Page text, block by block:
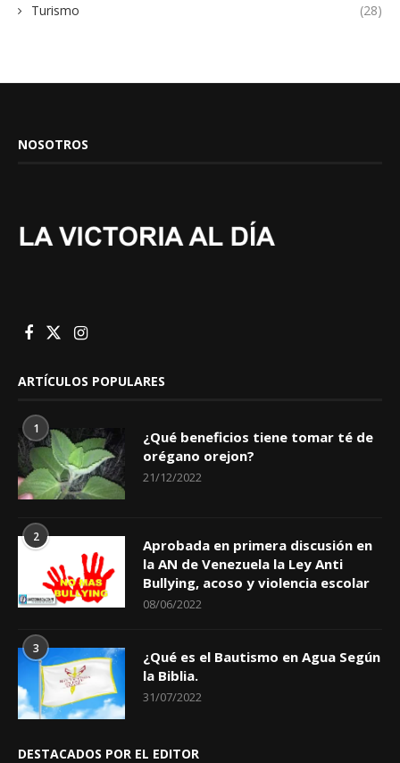
Turismo (28)
NOSOTROS
ARTÍCULOS POPULARES
1
¿Qué beneficios tiene tomar té de
orégano orejon?
21/12/2022
2
Aprobada en primera discusión en
la AN de Venezuela la Ley Anti
Bullying, acoso y violencia escolar
08/06/2022
3
¿Qué es el Bautismo en Agua Según
la Biblia.
31/07/2022
DESTACADOS POR EL EDITOR